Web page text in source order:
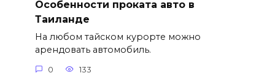
Особенности проката авто в
Таиланде
На любом тайском курорте можно
арендовать автомобиль.
0 133